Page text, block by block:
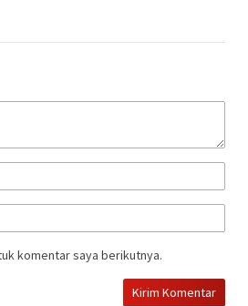
komentar saya berikutnya.